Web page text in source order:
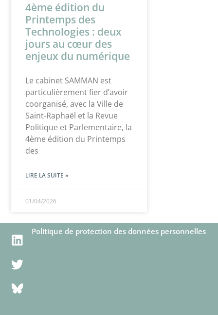
4ème édition du
Printemps des
Technologies : deux
jours au cœur des
enjeux du numérique
Le cabinet SAMMAN est
particulièrement fier d’avoir
coorganisé, avec la Ville de
Saint-Raphaël et la Revue
Politique et Parlementaire, la
4ème édition du Printemps
des
LIRE LA SUITE »
01/04/2026
Politique de protection des données personnelles